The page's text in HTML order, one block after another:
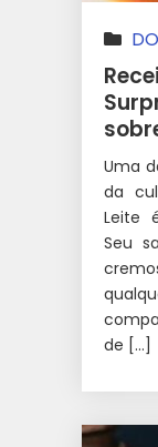
Uma
da
Leite
Seu
de […]